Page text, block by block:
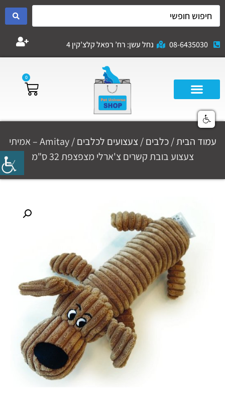
08-6435030 נחל עשן: רח’ רפאל קלצ’קין 4
0
עמוד הבית/כלבים/ צעצועים לכלבים
/ Amitay – אמיתי
צעצוע בובת קשרים צ'ארלי מצפצפת 32 ס"מ